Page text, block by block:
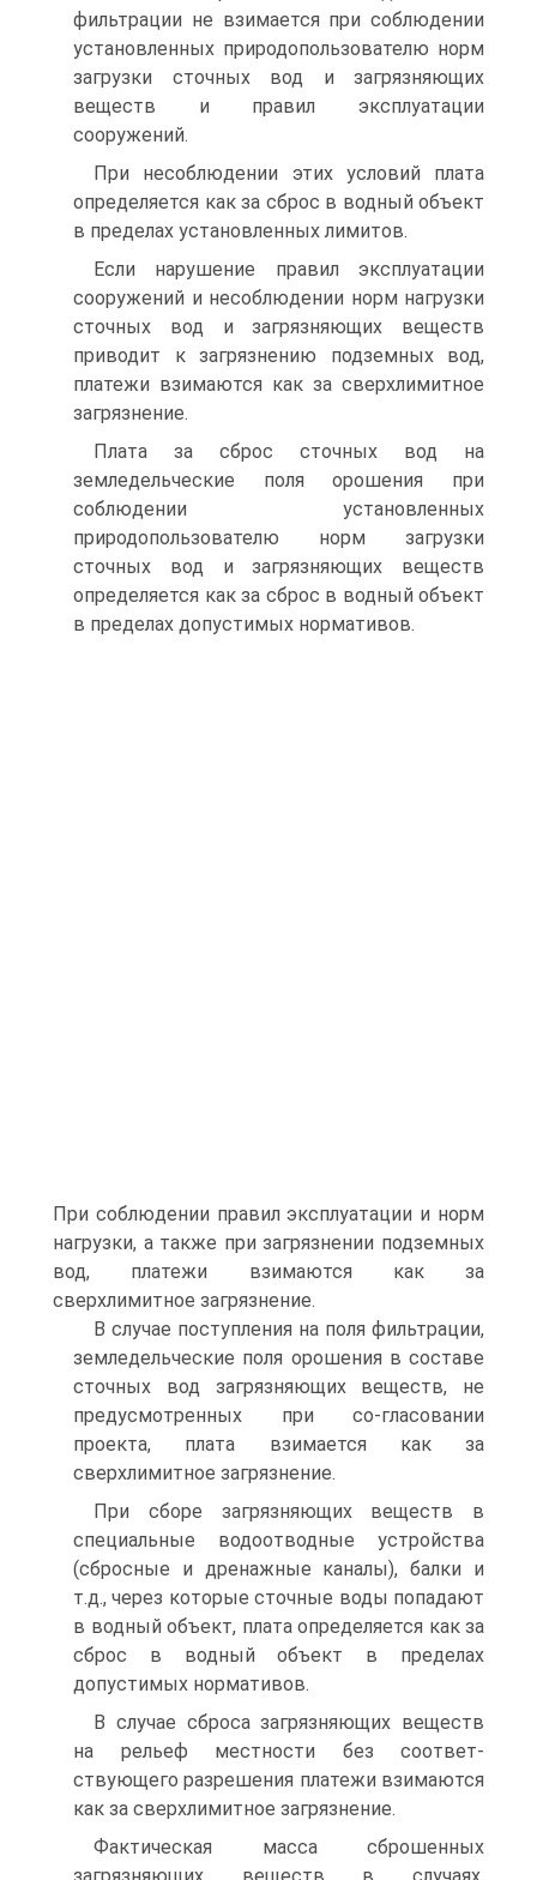
фильтрации не взимается при соблюдении
установленных природопользователю норм
загрузки сточных вод и загрязняющих
веществ и правил эксплуатации
сооружений.
При несоблюдении этих условий плата
определяется как за сброс в водный объект
в пределах установленных лимитов.
Если нарушение правил эксплуатации
сооружений и несоблюдении норм нагрузки
сточных вод и загрязняющих веществ
приводит к загрязнению подземных вод,
платежи взимаются как за сверхлимитное
загрязнение.
Плата за сброс сточных вод на
земледельческие поля орошения при
соблюдении установленных
природопользователю норм загрузки
сточных вод и загрязняющих веществ
определяется как за сброс в водный объект
в пределах допустимых нормативов.
При соблюдении правил эксплуатации и норм
нагрузки, а также при загрязнении подземных
вод, платежи взимаются как за
сверхлимитное загрязнение.
В случае поступления на поля фильтрации,
земледельческие поля орошения в составе
сточных вод загрязняющих веществ, не
предусмотренных при со-гласовании
проекта, плата взимается как за
сверхлимитное загрязнение.
При сборе загрязняющих веществ в
специальные водоотводные устройства
(сбросные и дренажные каналы), балки и
т.д., через которые сточные воды попадают
в водный объект, плата определяется как за
сброс в водный объект в пределах
допустимых нормативов.
В случае сброса загрязняющих веществ
на рельеф местности без соответ-
ствующего разрешения платежи взимаются
как за сверхлимитное загрязнение.
Фактическая масса сброшенных